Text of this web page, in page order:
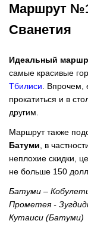
Маршрут
Сванетия
Идеальный
самые красивые
Тбилиси .
прокатиться и в
другим.
Маршрут также
Батуми , в
неплохие скидки,
не больше 150
Батуми –
Прометея -
Кутаиси (Батуми)